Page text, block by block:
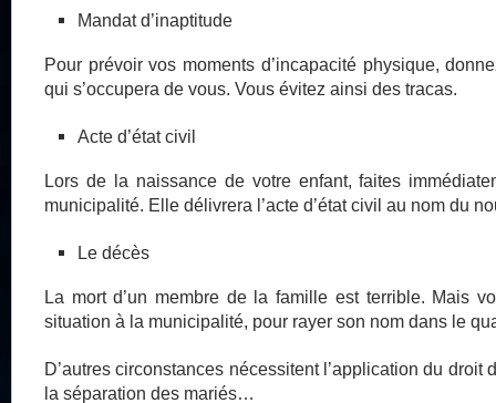
Mandat d’inaptitude
Pour prévoir vos moments d’incapacité physique,
qui s’occupera de vous. Vous évitez ainsi des tracas.
Acte d’état civil
Lors de la naissance de votre enfant, faites
municipalité. Elle délivrera l’acte d’état civil au nom du
Le décès
La mort d’un membre de la famille est terrible. Mais
situation à la municipalité, pour rayer son nom dans le
D’autres circonstances nécessitent l’application du droit
la séparation des mariés…